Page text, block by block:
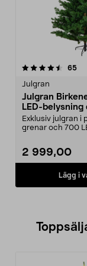
65
Julgran
Julgran
LED-
Exklusiv julgran i
grenar och 700
2 999,00
Lägg i